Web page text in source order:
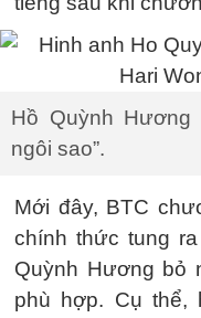
Hồ Quỳnh Hương
ngôi sao”.
Mới đây, BTC
chính thức tung
Quỳnh Hương bỏ
phù hợp. Cụ thể,